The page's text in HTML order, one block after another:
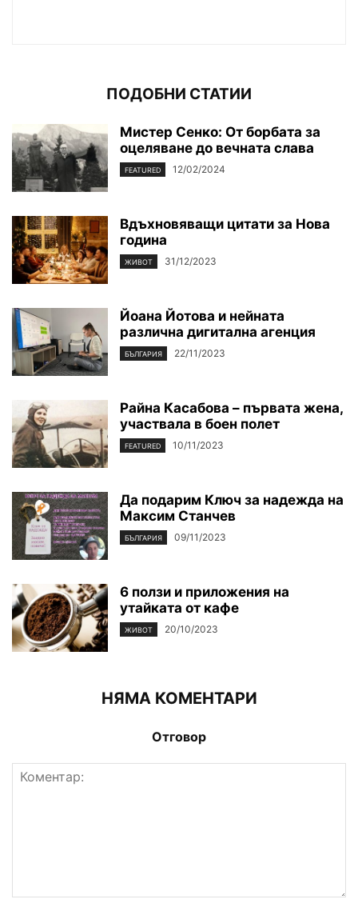
ПОДОБНИ СТАТИИ
Мистер Сенко: От борбата за
оцеляване до вечната слава
FEATURED 12/02/2024
Вдъхновяващи цитати за Нова
година
ЖИВОТ 31/12/2023
Йоана Йотова и нейната
различна дигитална агенция
БЪЛГАРИЯ 22/11/2023
Райна Касабова – първата жена,
участвала в боен полет
FEATURED 10/11/2023
Да подарим Ключ за надежда на
Максим Станчев
БЪЛГАРИЯ 09/11/2023
6 ползи и приложения на
утайката от кафе
ЖИВОТ 20/10/2023
НЯМА КОМЕНТАРИ
Отговор